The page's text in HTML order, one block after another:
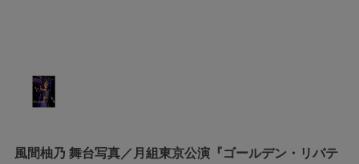
風間柚乃 舞台写真／月組東京公演『ゴールデン・リバテ